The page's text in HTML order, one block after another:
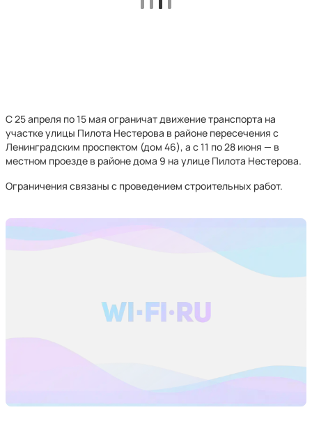
С 25 апреля по 15 мая ограничат движение транспорта на
участке улицы Пилота Нестерова в районе пересечения с
Ленинградским проспектом (дом 46), а с 11 по 28 июня — в
местном проезде в районе дома 9 на улице Пилота Нестерова.
Ограничения связаны с проведением строительных работ.